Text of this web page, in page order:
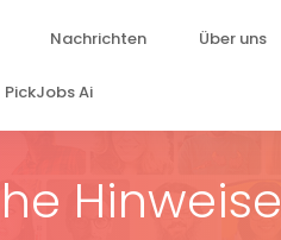
Nachrichten Über uns
PickJobs Ai
Hinweise